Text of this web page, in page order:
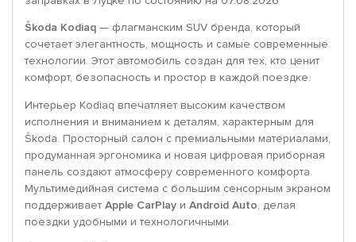
Škoda Kodiaq — флагманским SUV бренда, который
сочетает элегантность, мощность и самые современные
технологии. Этот автомобиль создан для тех, кто ценит
комфорт, безопасность и простор в каждой поездке.
Интерьер Kodiaq впечатляет высоким качеством
исполнения и вниманием к деталям, характерным для
Škoda. Просторный салон с премиальными материалами,
продуманная эргономика и новая цифровая приборная
панель создают атмосферу современного комфорта.
Мультимедийная система с большим сенсорным экраном
поддерживает Apple CarPlay и Android Auto, делая
поездки удобными и технологичными.